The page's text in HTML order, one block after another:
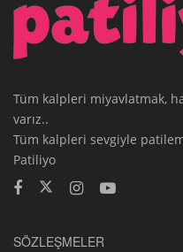
Tüm kalpleri miyavlatmak,
varız..
Tüm kalpleri sevgiyle
Patiliyo
SÖZLEŞMELER